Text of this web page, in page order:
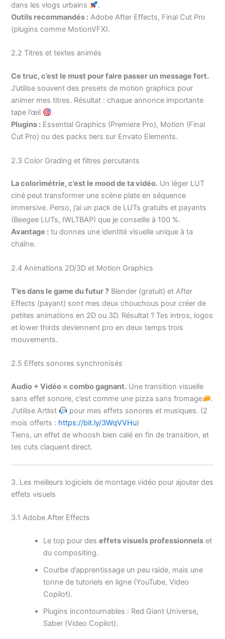
dans les vlogs urbains
.
Outils recommandés : Adobe After Effects, Final Cut Pro
(plugins comme MotionVFX).
2.2 Titres et textes animés
Ce truc, c’est le must pour faire passer un message fort.
J’utilise souvent des presets de motion graphics pour
animer mes titres. Résultat : chaque annonce importante
tape l’œil
.
Plugins : Essential Graphics (Premiere Pro), Motion (Final
Cut Pro) ou des packs tiers sur Envato Elements.
2.3 Color Grading et filtres percutants
La colorimétrie, c’est le mood de ta vidéo. Un léger LUT
ciné peut transformer une scène plate en séquence
immersive. Perso, j’ai un pack de LUTs gratuits et payants
(Beegee LUTs, IWLTBAP) que je conseille à 100 %.
Avantage : tu donnes une identité visuelle unique à ta
chaîne.
2.4 Animations 2D/3D et Motion Graphics
T’es dans le game du futur ? Blender (gratuit) et After
Effects (payant) sont mes deux chouchous pour créer de
petites animations en 2D ou 3D. Résultat ? Tes intros, logos
et lower thirds deviennent pro en deux temps trois
mouvements.
2.5 Effets sonores synchronisés
Audio + Vidéo = combo gagnant. Une transition visuelle
sans effet sonore, c’est comme une pizza sans fromage
.
J’utilise Artlist
pour mes effets sonores et musiques. (2
mois offerts : https://bit.ly/3WqVVHu)
Tiens, un effet de whoosh bien calé en fin de transition, et
tes cuts claquent direct.
3. Les meilleurs logiciels de montage vidéo pour ajouter des
effets visuels
3.1 Adobe After Effects
Le top pour deseffets visuels professionnels et
du compositing.
Courbe d’apprentissage un peu raide, mais une
tonne de tutoriels en ligne (YouTube, Video
Copilot).
Plugins incontournables : Red Giant Universe,
Saber (Video Copilot).